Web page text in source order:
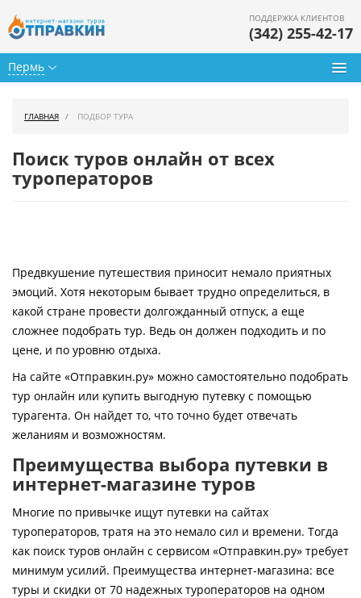
Пермь
ПОДДЕРЖКА КЛИЕНТОВ
(342) 255-42-17
Горящие туры
Страны
Как купить
Контакты
ГЛАВНАЯ ПОДБОР ТУРА
Поиск туров онлайн от всех
туроператоров
Предвкушение путешествия приносит немало приятных
эмоций. Хотя некоторым бывает трудно определиться, в
какой стране провести долгожданный отпуск, а еще
сложнее подобрать тур. Ведь он должен подходить и по
цене, и по уровню отдыха.
На сайте «Отправкин.ру» можно самостоятельно подобрать
тур онлайн или купить выгодную путевку с помощью
турагента. Он найдет то, что точно будет отвечать
желаниям и возможностям.
Преимущества выбора путевки в
интернет-магазине туров
Многие по привычке ищут путевки на сайтах
туроператоров, тратя на это немало сил и времени. Тогда
как поиск туров онлайн с сервисом «Отправкин.ру» требует
минимум усилий. Преимущества интернет-магазина: все
туры и скидки от 70 надежных туроператоров на одном